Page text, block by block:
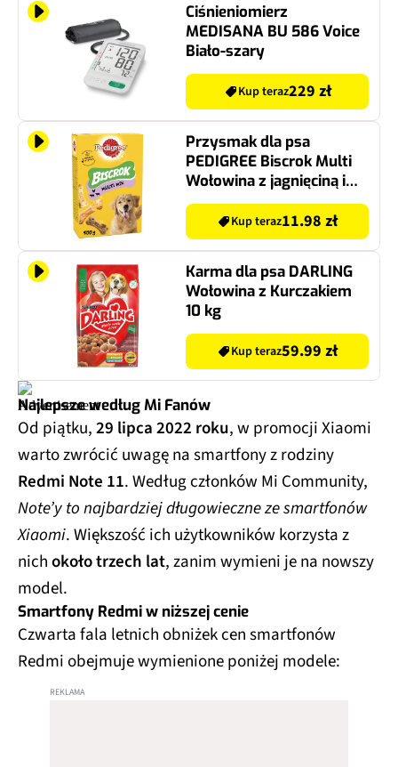
Ciśnieniomierz
MEDISANA BU 586 Voice
Biało-szary
Kup teraz229 zł
Przysmak dla psa
PEDIGREE Biscrok Multi
Wołowina z jagnięciną i
kurczakiem 500 g
Kup teraz11.98 zł
Karma dla psa DARLING
Wołowina z Kurczakiem
10 kg
Kup teraz59.99 zł
Najlepsze według Mi Fanów
Od piątku,29 lipca 2022 roku, w promocji Xiaomi
warto zwrócić uwagę na smartfony z rodziny
Redmi Note 11. Według członków Mi Community,
Note’y to najbardziej długowieczne ze smartfonów
Xiaomi. Większość ich użytkowników korzysta z
nichokoło trzech lat, zanim wymieni je na nowszy
model.
Smartfony Redmi w niższej cenie
Czwarta fala letnich obniżek cen smartfonów
Redmi obejmuje wymienione poniżej modele: